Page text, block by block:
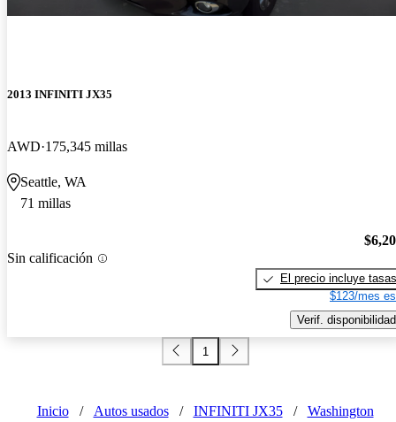
2013 INFINITI JX35
AWD 175,345 millas
Seattle, WA
71 millas
Sin calificación
El precio incluye tasas
$123/mes
Verif. disponibilidad
1
Inicio / Autos usados / INFINITI JX35 /
Washington